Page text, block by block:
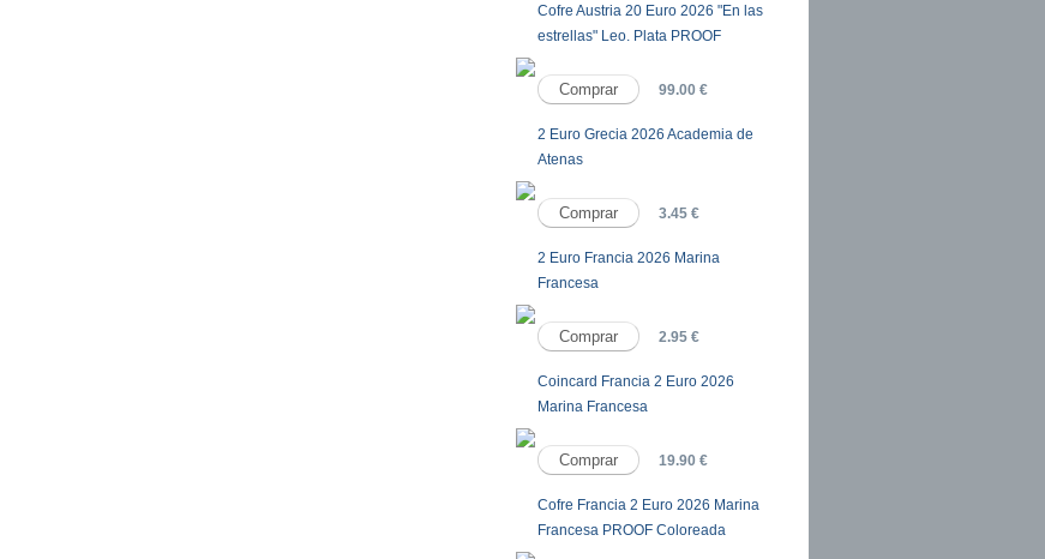
Cofre Austria 20 Euro 2026 "En las
estrellas" Leo. Plata PROOF
99.00 €
2 Euro Grecia 2026 Academia de
Atenas
3.45 €
2 Euro Francia 2026 Marina
Francesa
2.95 €
Coincard Francia 2 Euro 2026
Marina Francesa
19.90 €
Cofre Francia 2 Euro 2026 Marina
Francesa PROOF Coloreada